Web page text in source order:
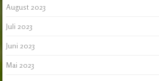
August 2023
Juli 2023
Juni 2023
Mai 2023